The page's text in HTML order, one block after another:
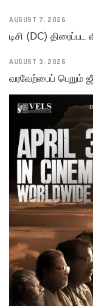
AUGUST 7, 2026
டிசி (DC)
AUGUST 3, 2026
வரவேற்பைப் பெறும்